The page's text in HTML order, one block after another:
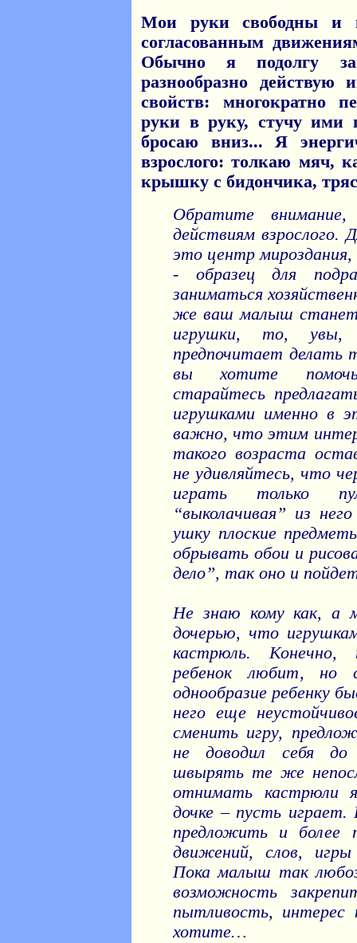
Мои руки свободны и
согласованным
Обычно я подолгу
разнообразно
свойств: многократно
руки в руку, стучу ими
бросаю вниз... Я
взрослого: толкаю мяч,
крышку с бидончика,
Обратите
действиям
это центр
- образец для
заниматься
же ваш малыш станет
игрушки, то, увы,
предпочитает
вы хотите
старайтесь
игрушками именно в
важно, что этим
такого возраста
не удивляйтесь, что
играть только
“выколачивая” из
ушку плоские
обрывать обои и
дело”, так оно и
Не знаю кому как, а
дочерью, что
кастрюль. Конечно,
ребенок любит,
однообразие ребенку
него еще
сменить игру,
не доводил себя до
швырять те же
отнимать кастрюли
дочке – пусть
предложить и более
движений, слов,
Пока малыш так
возможность
пытливость, интерес
хотите…